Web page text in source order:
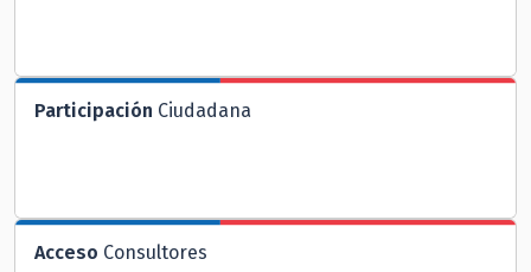
Participación Ciudadana
Acceso Consultores